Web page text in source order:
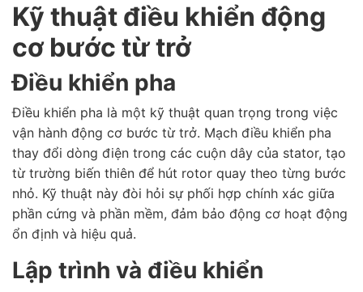
Kỹ thuật điều khiển động
cơ bước từ trở
Điều khiển pha
Điều khiển pha là một kỹ thuật quan trọng trong việc
vận hành động cơ bước từ trở. Mạch điều khiển pha
thay đổi dòng điện trong các cuộn dây của stator, tạo
từ trường biến thiên để hút rotor quay theo từng bước
nhỏ. Kỹ thuật này đòi hỏi sự phối hợp chính xác giữa
phần cứng và phần mềm, đảm bảo động cơ hoạt động
ổn định và hiệu quả.
Lập trình và điều khiển